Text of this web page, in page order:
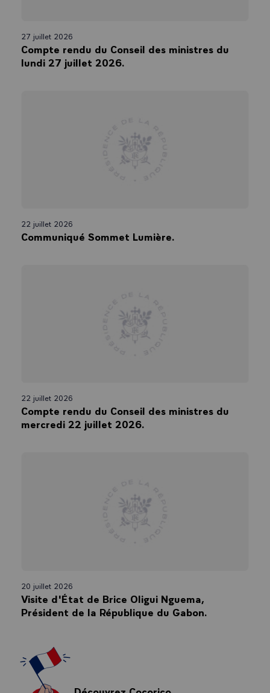
27 juillet 2026
Compte rendu du Conseil des ministres du
lundi 27 juillet 2026.
22 juillet 2026
Communiqué Sommet Lumière.
22 juillet 2026
Compte rendu du Conseil des ministres du
mercredi 22 juillet 2026.
20 juillet 2026
Visite d'État de Brice Oligui Nguema,
Président de la République du Gabon.